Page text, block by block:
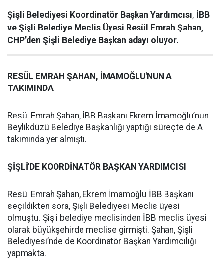
Şişli Belediyesi Koordinatör Başkan Yardımcısı, İBB
ve Şişli Belediye Meclis Üyesi Resül Emrah Şahan,
CHP’den Şişli Belediye Başkan adayı oluyor.
RESÜL EMRAH ŞAHAN, İMAMOĞLU'NUN A
TAKIMINDA
Resül Emrah Şahan, İBB Başkanı Ekrem İmamoğlu’nun
Beylikdüzü Belediye Başkanlığı yaptığı süreçte de A
takımında yer almıştı.
ŞİŞLİ'DE KOORDİNATÖR BAŞKAN YARDIMCISI
Resül Emrah Şahan, Ekrem İmamoğlu İBB Başkanı
seçildikten sora, Şişli Belediyesi Meclis üyesi
olmuştu. Şişli belediye meclisinden İBB meclis üyesi
olarak büyükşehirde meclise girmişti. Şahan, Şişli
Belediyesi’nde de Koordinatör Başkan Yardımcılığı
yapmakta.